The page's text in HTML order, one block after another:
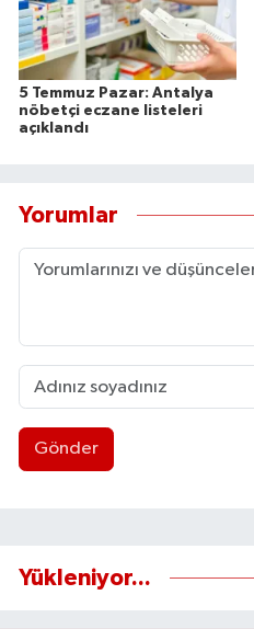
5 Temmuz Pazar: Antalya
nöbetçi eczane listeleri
açıklandı
Yorumlar
Gönder
Yükleniyor...